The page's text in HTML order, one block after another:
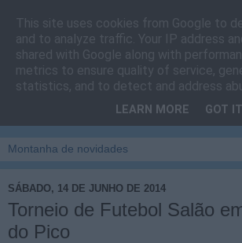
Cais do Pico
Blog sobre um pouco de tudo
vila e ao concelho de São Roque do Pico
SÁBADO, 14 DE JUNHO DE 2014
Torneio de Futebol Salão
do Pico
This site uses cookies from Google to
and to analyze traffic. Your IP address
shared with Google along with
metrics to ensure quality of service,
statistics, and to detect and address
LEARN MORE GOT IT